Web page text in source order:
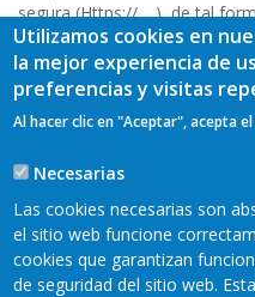
segura (Https://,…), de tal
acceso a la información
Legislación aplicable y
La relación entre CENTRO
DEL ESE-ENTRECABOS y el
española vigente y cualquier
Juzgados y tribunales que
Utilizamos cookies en
la mejor experiencia de
preferencias y visitas
Al hacer clic en "Aceptar", acepta
Necesarias
Las cookies necesarias son
el sitio web funcione
cookies que garantizan
de seguridad del sitio web.